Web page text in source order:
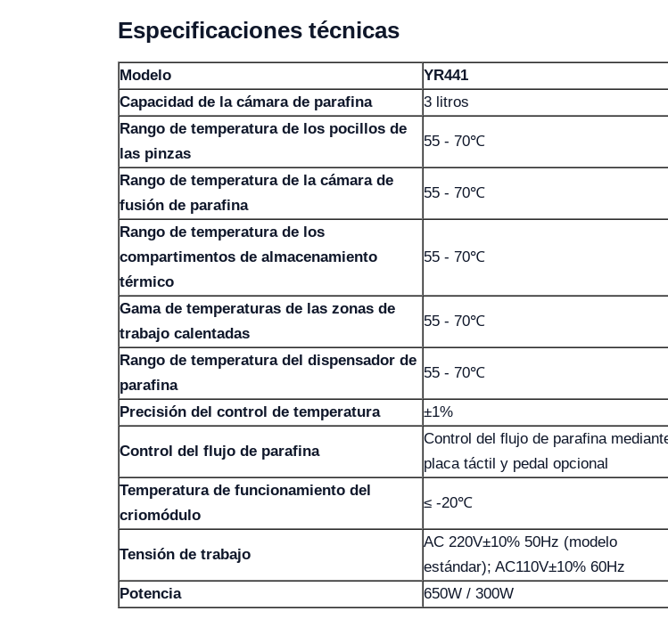
Especificaciones técnicas
Modelo
YR441
Capacidad de la cámara de parafina
3 litros
Rango de temperatura de los pocillos de
las pinzas
55 - 70℃
Rango de temperatura de la cámara de
fusión de parafina
55 - 70℃
Rango de temperatura de los
compartimentos de almacenamiento
térmico
55 - 70℃
Gama de temperaturas de las zonas de
trabajo calentadas
55 - 70℃
Rango de temperatura del dispensador de
parafina
55 - 70℃
Precisión del control de temperatura ±1%
Control del flujo de parafina
Control del flujo de parafina
placa táctil y pedal opcional
Temperatura de funcionamiento del
criomódulo
≤ -20℃
Tensión de trabajo
AC 220V±10% 50Hz (modelo
estándar); AC110V±10% 60Hz
Potencia
650W / 300W